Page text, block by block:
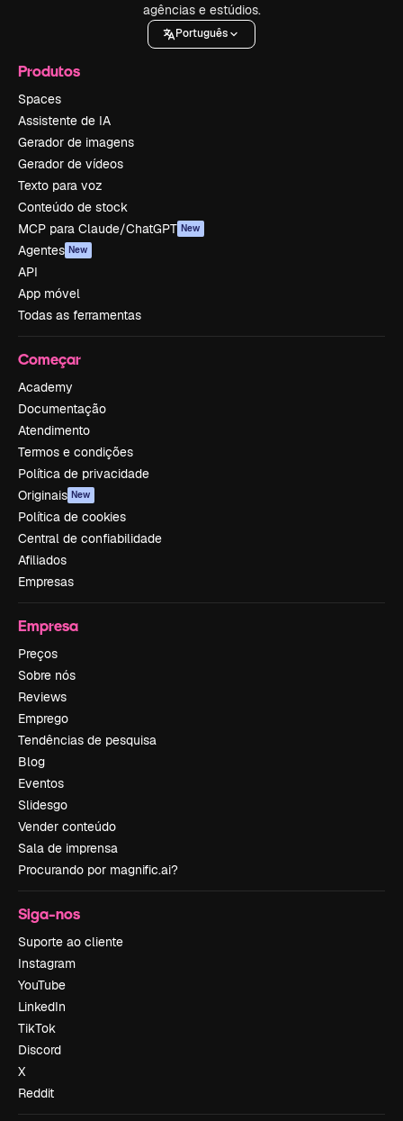
agências e estúdios.
Português
Produtos
Spaces
Assistente de IA
Gerador de imagens
Gerador de vídeos
Texto para voz
Conteúdo de stock
MCP para Claude/ChatGPT New
Agentes New
API
App móvel
Todas as ferramentas
Começar
Academy
Documentação
Atendimento
Termos e condições
Política de privacidade
Originais New
Política de cookies
Central de confiabilidade
Afiliados
Empresas
Empresa
Preços
Sobre nós
Reviews
Emprego
Tendências de pesquisa
Blog
Eventos
Slidesgo
Vender conteúdo
Sala de imprensa
Procurando por magnific.ai?
Siga-nos
Suporte ao cliente
Instagram
YouTube
LinkedIn
TikTok
Discord
X
Reddit